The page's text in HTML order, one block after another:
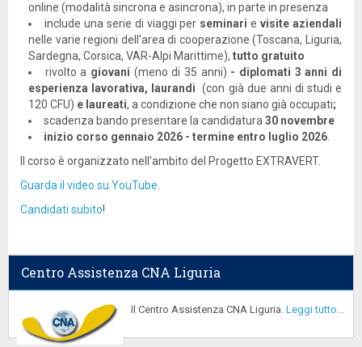
online (modalità sincrona e asincrona), in parte in presenza
include una serie di viaggi per seminarievisite aziendali
nelle varie regioni dell'area di cooperazione (Toscana, Liguria,
Sardegna, Corsica, VAR-Alpi Marittime), tutto gratuito
rivolto a giovani (meno di 35 anni) - diplomati 3 anni di
esperienza lavorativa, laurandi(con già due anni di studi e
120 CFU) e laureati, a condizione che non siano già occupati;
scadenza bando presentare la candidatura 30 novembre
inizio corso gennaio 2026 - termine entro luglio 2026
Il corso è organizzato nell'ambito del Progetto EXTRAVERT.
Guarda il video su YouTube
Candidati subito!
Centro Assistenza CNA Liguria
Il Centro Assistenza CNA Liguria. Leggi tutto...